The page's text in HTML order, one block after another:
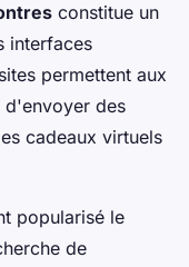
constitue un
interfaces
permettent aux
d'envoyer des
cadeaux virtuels
popularisé le
de